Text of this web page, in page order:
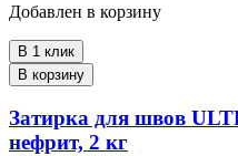
Добавлен в корзину
В 1 клик
В корзину
Затирка для швов
нефрит, 2 кг